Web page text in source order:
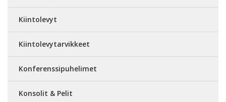
Kiintolevyt
Kiintolevytarvikkeet
Konferenssipuhelimet
Konsolit & Pelit